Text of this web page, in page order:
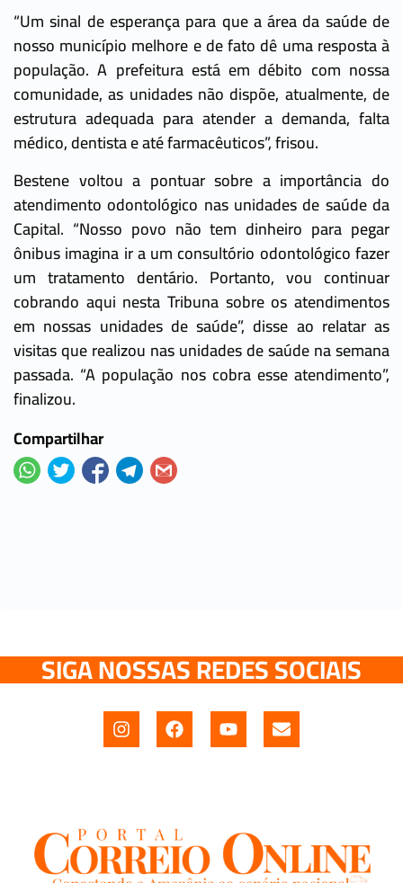
“Um sinal de esperança para que a área da saúde de
nosso município melhore e de fato dê uma resposta à
população. A prefeitura está em débito com nossa
comunidade, as unidades não dispõe, atualmente, de
estrutura adequada para atender a demanda, falta
médico, dentista e até farmacêuticos”, frisou.
Bestene voltou a pontuar sobre a importância do
atendimento odontológico nas unidades de saúde da
Capital. “Nosso povo não tem dinheiro para pegar
ônibus imagina ir a um consultório odontológico fazer
um tratamento dentário. Portanto, vou continuar
cobrando aqui nesta Tribuna sobre os atendimentos
em nossas unidades de saúde”, disse ao relatar as
visitas que realizou nas unidades de saúde na semana
passada. “A população nos cobra esse atendimento”,
finalizou.
Compartilhar
SIGA NOSSAS REDES SOCIAIS